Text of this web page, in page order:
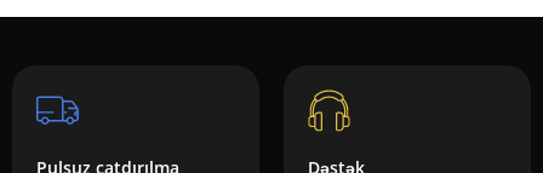
Pulsuz çatdırılma Dəstək